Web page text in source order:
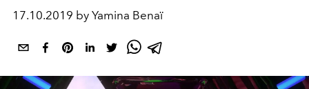
17.10.2019 by Yamina Benaï